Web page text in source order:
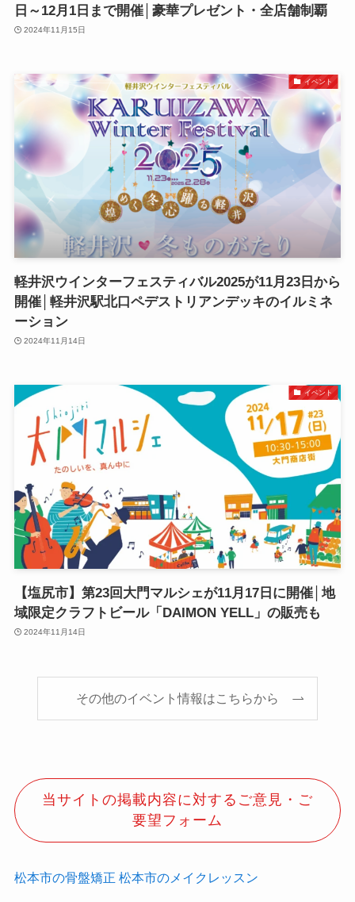
日～12月1日まで開催│豪華プレゼント・全店舗制覇
2024年11月15日
イベント
軽井沢ウインターフェスティバル2025が11月23日から
開催│軽井沢駅北口ペデストリアンデッキのイルミネ
ーション
2024年11月14日
イベント
【塩尻市】第23回大門マルシェが11月17日に開催│地
域限定クラフトビール「DAIMON YELL」の販売も
2024年11月14日
その他のイベント情報はこちらから
当サイトの掲載内容に対するご意見・ご
要望フォーム
松本市の骨盤矯正 松本市のメイクレッスン